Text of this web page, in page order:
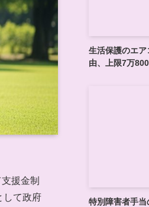
援金制
して政府
生活保護のエ
由、上限7万
特別障害者手